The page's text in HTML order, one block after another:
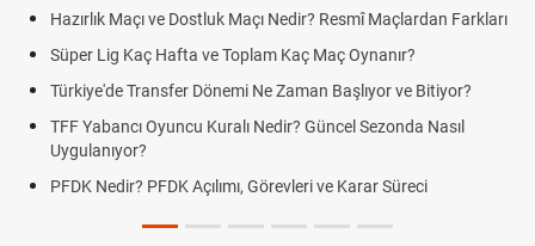
Maçı ve Dostluk Maçı Nedir? Resmî Maçlardan Farkları
Kaç Hafta ve Toplam Kaç Maç Oynanır?
Transfer Dönemi Ne Zaman Başlıyor ve Bitiyor?
Oyuncu Kuralı Nedir? Güncel Sezonda Nasıl
PFDK Açılımı, Görevleri ve Karar Süreci
Puan
Futbol